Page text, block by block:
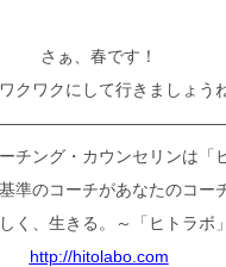
さぁ、春です！
クワクにして行きましょう
チング・カウンセリンは「
準のコーチがあなたのコー
く、生きる。～「ヒトラボ」
http://hitolabo.com